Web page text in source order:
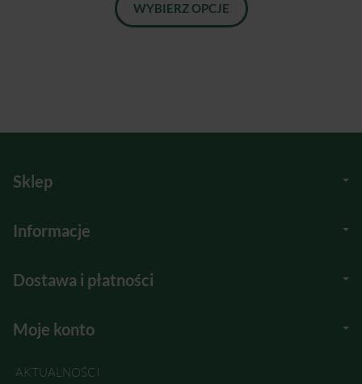
WYBIERZ OPCJE
Sklep
Informacje
Dostawa i płatności
Moje konto
AKTUALNOŚCI